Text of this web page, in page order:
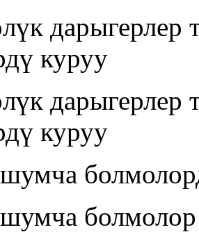
дарыгерлер
куруу
дарыгерлер
куруу
болмолор